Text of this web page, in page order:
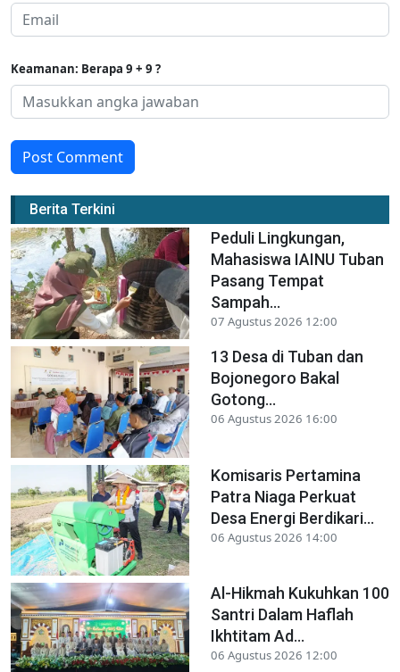
Keamanan: Berapa 9 + 9 ?
Post Comment
Berita Terkini
Peduli Lingkungan,
Mahasiswa IAINU Tuban
Pasang Tempat
Sampah...
07 Agustus 2026 12:00
13 Desa di Tuban dan
Bojonegoro Bakal
Gotong...
06 Agustus 2026 16:00
Komisaris Pertamina
Patra Niaga Perkuat
Desa Energi Berdikari...
06 Agustus 2026 14:00
Al-Hikmah Kukuhkan 100
Santri Dalam Haflah
Ikhtitam Ad...
06 Agustus 2026 12:00